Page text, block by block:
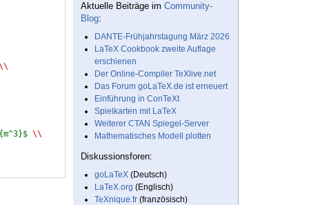
\\
Aktuelle Beiträge im Community-
Blog:
DANTE-Frühjahrstagung März 2026
LaTeX Cookbook zweite Auflage
erschienen
Der Online-Compiler TeXlive.net
Das Forum goLaTeX.de ist erneuert
Einführung in ConTeXt
Spielkarten mit LaTeX
Weiterer CTAN Spiegel-Server
Mathematisches Modell plotten
Diskussionsforen:
goLaTeX (Deutsch)
LaTeX.org (Englisch)
TeXnique.fr (französisch)